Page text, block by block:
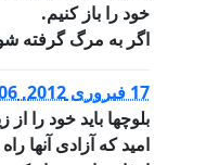
خود را باز کنیم.
اگر به مرگ گرفته
17 فبروری 2012, 20:06
بلوچها باید خود را
امید که آزادی آنها